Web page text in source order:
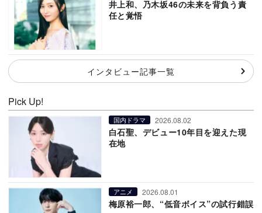
井上和、乃木坂46の未来を背負う責
任と覚悟
インタビュー記事一覧
Pick Up!
国内ドラマ 2026.08.02
白石聖、デビュー10年目を迎えた現
在地
アニメ 2026.08.01
梅原裕一郎、“低音ボイス”の試行錯誤